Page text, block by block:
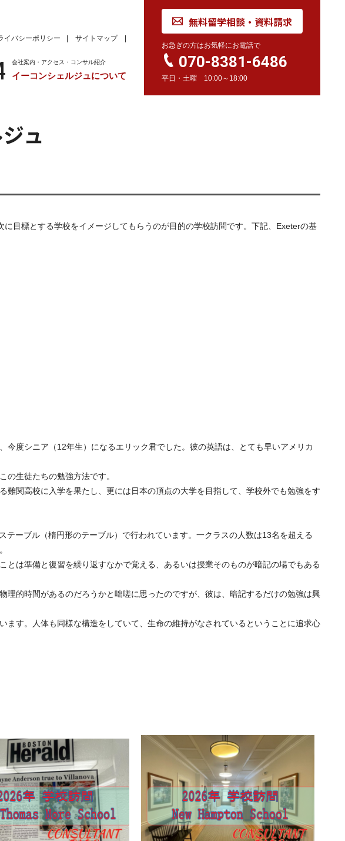
イバシーポリシー サイトマップ
校情報
会社案内・アクセス・コンサル紹介
イーコンシェルジュについて
無料留学相談・資料請求
お急ぎの方はお気軽にお電話で
070-8381-6486
平日・土曜 10:00～18:00
ュ
目標とする学校をイメージしてもらうのが目的の学校訪問です。下記、Exeterの基
度シニア（12年生）になるエリック君でした。彼の英語は、とても早いアメリカ
の生徒たちの勉強方法です。
関高校に入学を果たし、更には日本の頂点の大学を目指して、学校外でも勉強をす
ーブル（楕円形のテーブル）で行われています。一クラスの人数は13名を超える
は準備と復習を繰り返すなかで覚える、あるいは授業そのものが暗記の場でもある
的時間があるのだろうかと咄嗟に思ったのですが、彼は、暗記するだけの勉強は興
す。人体も同様な構造をしていて、生命の維持がなされているということに追求心